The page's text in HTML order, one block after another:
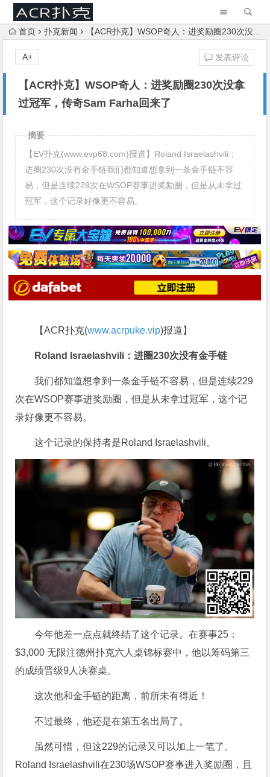
首页 扑克新闻 【ACR扑克】WSOP奇人：进奖励圈230次没拿过冠军，传奇Sam Farha回来了
【ACR扑克】WSOP奇人：进奖励圈230次没拿
过冠军，传奇Sam Farha回来了
发表评论
A+
摘要
【EV扑克(www.evp68.com)报道】Roland Israelashvili：
进圈230次没有金手链我们都知道想拿到一条金手链不容
易，但是连续229次在WSOP赛事进奖励圈，但是从未拿过
冠军，这个记录好像更不容易。
【ACR扑克(www.acrpuke.vip)报道】
Roland Israelashvili：进圈230次没有金手链
我们都知道想拿到一条金手链不容易，但是连续229
次在WSOP赛事进奖励圈，但是从未拿过冠军，这个记
录好像更不容易。
这个记录的保持者是Roland Israelashvili。
今年他差一点点就终结了这个记录。在赛事25：
$3,000 无限注德州扑克六人桌锦标赛中，他以筹码第三
的成绩晋级9人决赛桌。
这次他和金手链的距离，前所未有得近！
不过最终，他还是在第五名出局了。
虽然可惜，但这229的记录又可以加上一笔了。
Roland Israelashvili在230场WSOP赛事进入奖励圈，且